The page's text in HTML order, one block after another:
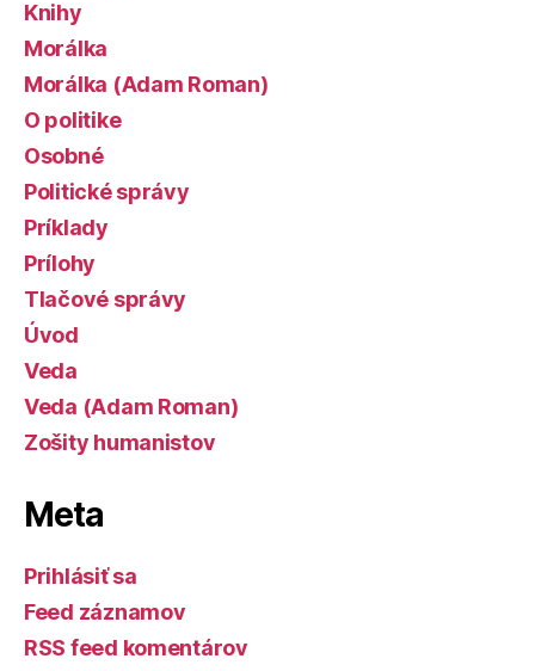
Knihy
Morálka
Morálka (Adam Roman)
O politike
Osobné
Politické správy
Príklady
Prílohy
Tlačové správy
Úvod
Veda
Veda (Adam Roman)
Zošity humanistov
Meta
Prihlásiť sa
Feed záznamov
RSS feed komentárov